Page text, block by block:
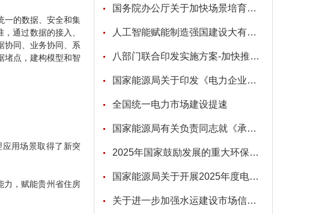
国务院办公厅关于加快场景培育和开放 推动新场景大规模应用的实施意见
人工智能赋能制造强国建设大有可为
八部门联合印发实施方案-加快推动机械工业数字化转型
国家能源局关于印发《电力企业涉电应急预案管理办法》的通知
全国统一电力市场建设提速
国家能源局有关负责同志就《承装（修、试）电力设施许可证管理办法》答记者问
2025年国家鼓励发展的重大环保技术装备目录申报要求解读
国家能源局关于开展2025年度电力建设施工安全和工程质量专项监管的通知
关于进一步加强水运建设市场信用信息管理和使用工作的通知
一的数据、安全和集
通过数据的接入、
协同、业务协同、系
堵点，建构模型和智
用场景取得了新突
，赋能贵州省住房